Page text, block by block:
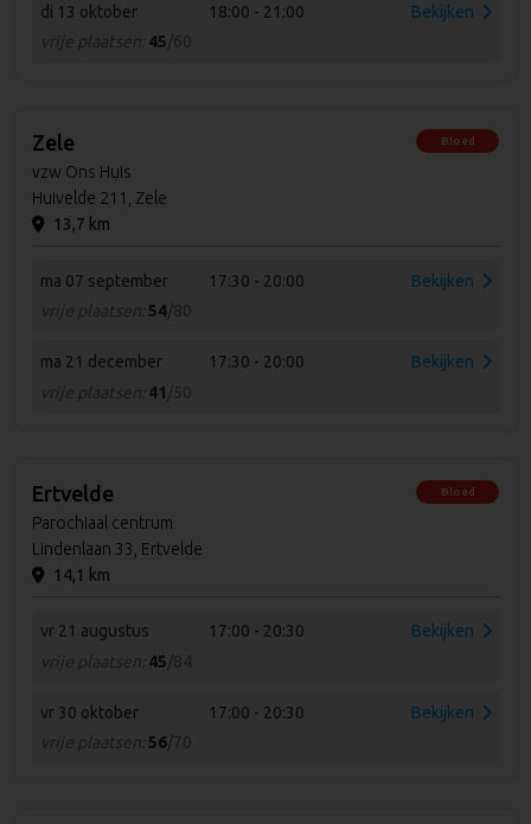
di 13 oktober
18:00 - 21:00
vrije plaatsen: 45/60
Bekijken
Zele
vzw Ons Huis
Huivelde 211, Zele
13,7 km
Bloed
ma 07 september
17:30 - 20:00
vrije plaatsen: 54/80
Bekijken
ma 21 december
17:30 - 20:00
vrije plaatsen: 41 /50
Bekijken
Ertvelde
Parochiaal centrum
Lindenlaan 33, Ertvelde
14,1 km
Bloed
vr 21 augustus
17:00 - 20:30
vrije plaatsen: 45/84
Bekijken
vr 30 oktober
17:00 - 20:30
vrije plaatsen: 56/70
Bekijken